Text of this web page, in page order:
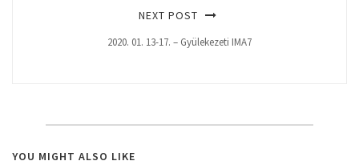
NEXT POST
2020. 01. 13-17. – Gyülekezeti IMA7
YOU MIGHT ALSO LIKE